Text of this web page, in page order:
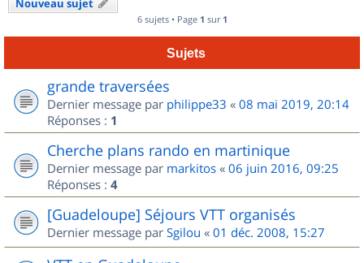
Nouveau sujet
6 sujets • Page 1 sur 1
Sujets
grande traversées
Dernier message par philippe33 « 08 mai 2019, 20:14
Réponses : 1
Cherche plans rando en martinique
Dernier message par markitos « 06 juin 2016, 09:25
Réponses : 4
[Guadeloupe] Séjours VTT organisés
Dernier message par Sgilou « 01 déc. 2008, 15:27